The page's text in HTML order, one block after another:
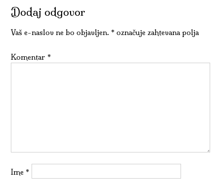
Dodaj odgovor
Vaš e-naslov ne bo objavljen. * označuje zahtevana polja
Komentar *
Ime *